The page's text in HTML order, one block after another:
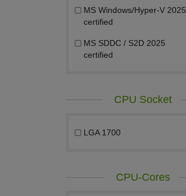
MS Windows/Hyper-V 2025
certified
MS SDDC / S2D 2025
certified
CPU Socket
LGA 1700
CPU-Cores